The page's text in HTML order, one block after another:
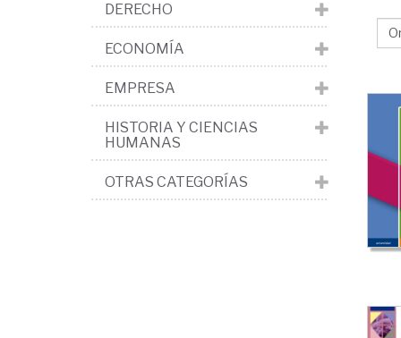
M.
DERECHO
ECONOMÍA
EMPRESA
HISTORIA Y CIENCIAS
HUMANAS
OTRAS CATEGORÍAS